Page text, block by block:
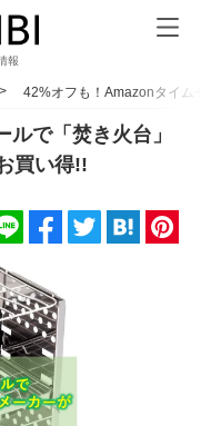
報
42%オフも！Amazonタイム
で「焚き火台」
買い得!!